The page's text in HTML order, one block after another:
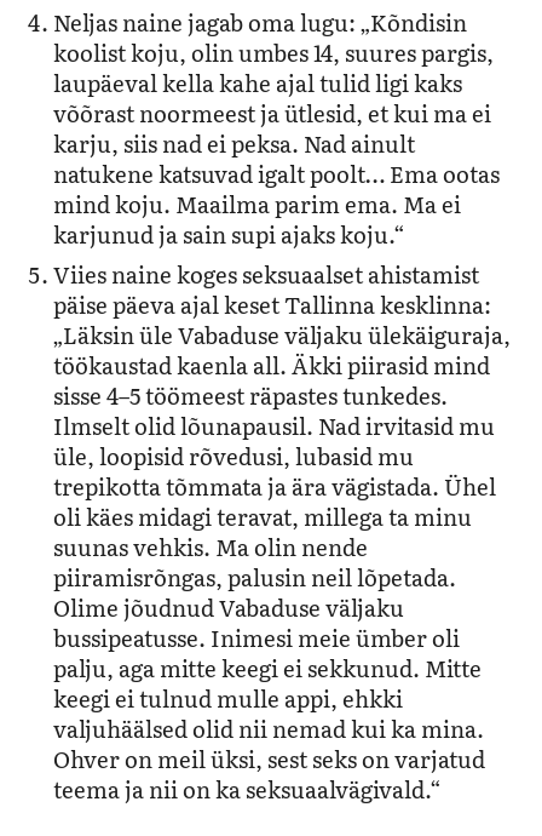
Neljas naine jagab oma lugu: „Kõndisin
koolist koju, olin umbes 14, suures pargis,
laupäeval kella kahe ajal tulid ligi kaks
võõrast noormeest ja ütlesid, et kui ma ei
karju, siis nad ei peksa. Nad ainult
natukene katsuvad igalt poolt… Ema ootas
mind koju. Maailma parim ema. Ma ei
karjunud ja sain supi ajaks koju.“
Viies naine koges seksuaalset ahistamist
päise päeva ajal keset Tallinna kesklinna:
„Läksin üle Vabaduse väljaku ülekäiguraja,
töökaustad kaenla all. Äkki piirasid mind
sisse 4–5 töömeest räpastes tunkedes.
Ilmselt olid lõunapausil. Nad irvitasid mu
üle, loopisid rõvedusi, lubasid mu
trepikotta tõmmata ja ära vägistada. Ühel
oli käes midagi teravat, millega ta minu
suunas vehkis. Ma olin nende
piiramisrõngas, palusin neil lõpetada.
Olime jõudnud Vabaduse väljaku
bussipeatusse. Inimesi meie ümber oli
palju, aga mitte keegi ei sekkunud. Mitte
keegi ei tulnud mulle appi, ehkki
valjuhäälsed olid nii nemad kui ka mina.
Ohver on meil üksi, sest seks on varjatud
teema ja nii on ka seksuaalvägivald.“